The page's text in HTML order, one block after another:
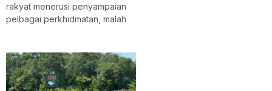
rakyat menerusi penyampaian
pelbagai perkhidmatan, malah